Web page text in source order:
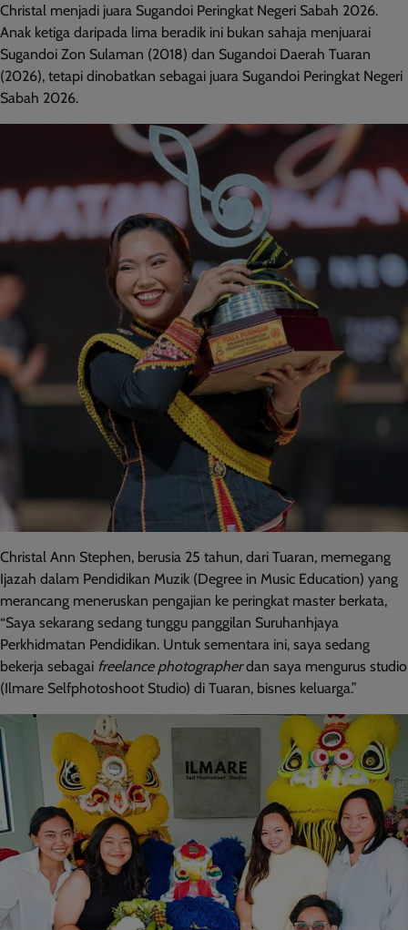
Christal menjadi juara Sugandoi Peringkat Negeri Sabah 2026.
Anak ketiga daripada lima beradik ini bukan sahaja menjuarai
Sugandoi Zon Sulaman (2018) dan Sugandoi Daerah Tuaran
(2026), tetapi dinobatkan sebagai juara Sugandoi Peringkat Negeri
Sabah 2026.
Christal Ann Stephen, berusia 25 tahun, dari Tuaran, memegang
Ijazah dalam Pendidikan Muzik (Degree in Music Education) yang
merancang meneruskan pengajian ke peringkat master berkata,
“Saya sekarang sedang tunggu panggilan Suruhanhjaya
Perkhidmatan Pendidikan. Untuk sementara ini, saya sedang
bekerja sebagai freelance photographerdan saya mengurus studio
(Ilmare Selfphotoshoot Studio) di Tuaran, bisnes keluarga.”